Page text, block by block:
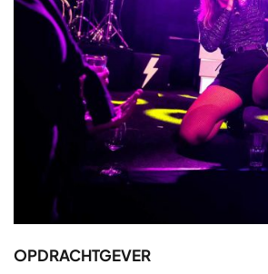
OPDRACHTGEVER